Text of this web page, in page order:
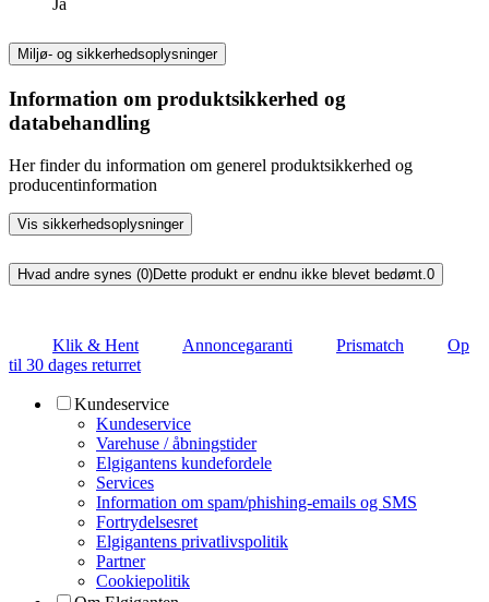
Ja
Miljø- og sikkerhedsoplysninger
Information om produktsikkerhed og
databehandling
Her finder du information om generel produktsikkerhed og
producentinformation
Vis sikkerhedsoplysninger
Hvad andre synes (0)Dette produkt er endnu ikke blevet bedømt.0
Klik & Hent Annoncegaranti Prismatch
Op
til 30 dages returret
Kundeservice
Kundeservice
Varehuse / åbningstider
Elgigantens kundefordele
Services
Information om spam/phishing-emails og SMS
Fortrydelsesret
Elgigantens privatlivspolitik
Partner
Cookiepolitik